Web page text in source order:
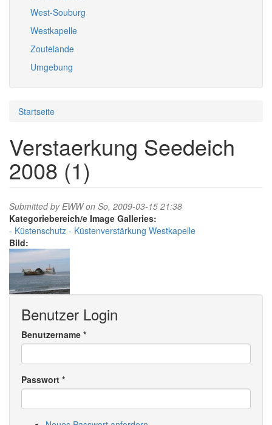
West-Souburg
Westkapelle
Zoutelande
Umgebung
Startseite
Verstaerkung Seedeich
2008 (1)
Submitted byEWWon So, 2009-03-15 21:38
Image Galleries:
Küstenschutz
Küstenverstärkung Westkapelle
Bild:
Benutzer Login
Benutzername *
Passwort *